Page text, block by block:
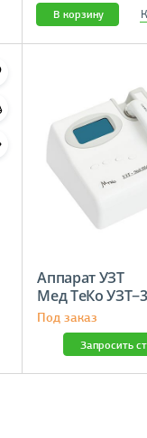
В корзину
Аппарат УЗТ
Мед ТеКо
Под заказ
Запросить